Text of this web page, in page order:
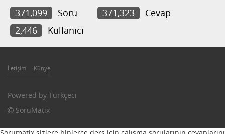
371,099 Soru 371,323
Cevap
2,446
Kullanıcı
İletişim Künye
Powered by Türkçeci
SoruMatix